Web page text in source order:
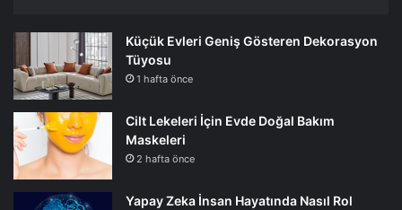
Küçük Evleri Geniş Gösteren Dekorasyon
Tüyosu
1 hafta önce
Cilt Lekeleri İçin Evde Doğal Bakım
Maskeleri
2 hafta önce
Yapay Zeka İnsan Hayatında Nasıl Rol